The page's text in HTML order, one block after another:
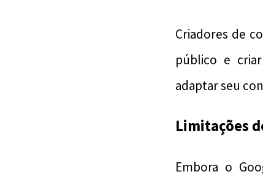
Criadores de
público e
adaptar seu
Limitações
Embora o